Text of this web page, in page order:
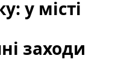
у місті
заходи